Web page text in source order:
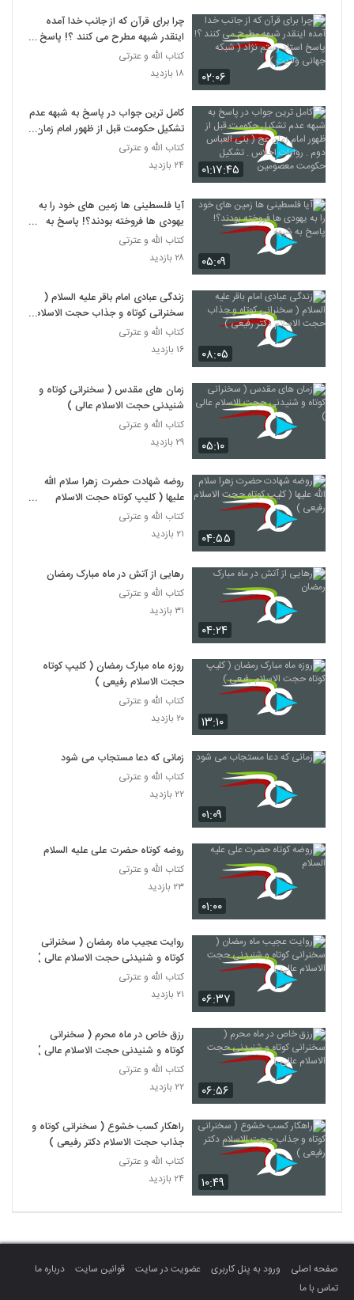
۰۲:۰۶
چرا برای قرآن که از جانب خدا آمده
اینقدر شبهه مطرح می کنند ؟! پاسخ
استاد رستم نژاد ( شبکه جهانی ولایت )
کتاب الله و عترتی
۱۸ بازدید
۰۱:۱۷:۴۵
کامل ترین جواب در پاسخ به شبهه عدم
تشکیل حکومت قبل از ظهور امام زمان
عج ( بنی العباس دوم . روایات احلاس
. تشکیل حکومت معصومین
کتاب الله و عترتی
۲۴ بازدید
۰۵:۰۹
آیا فلسطینی ها زمین های خود را به
یهودی ها فروخته بودند؟! پاسخ به
شبهه
کتاب الله و عترتی
۲۸ بازدید
۰۸:۰۵
زندگی عبادی امام باقر علیه السلام (
سخنرانی کوتاه و جذاب حجت الاسلام
دکتر رفیعی )
کتاب الله و عترتی
۱۶ بازدید
۰۵:۱۰
زمان های مقدس ( سخنرانی کوتاه و
شنیدنی حجت الاسلام عالی )
کتاب الله و عترتی
۲۹ بازدید
۰۴:۵۵
روضه شهادت حضرت زهرا سلام الله
علیها ( کلیپ کوتاه حجت الاسلام
رفیعی )
کتاب الله و عترتی
۲۱ بازدید
۰۴:۲۴
رهایی از آتش در ماه مبارک رمضان
کتاب الله و عترتی
۳۱ بازدید
۱۳:۱۰
روزه ماه مبارک رمضان ( کلیپ کوتاه
حجت الاسلام رفیعی )
کتاب الله و عترتی
۲۰ بازدید
۰۱:۰۹
زمانی که دعا مستجاب می شود
کتاب الله و عترتی
۲۲ بازدید
۰۱:۰۰
روضه کوتاه حضرت علی علیه السلام
کتاب الله و عترتی
۲۳ بازدید
۰۶:۳۷
روایت عجیب ماه رمضان ( سخنرانی
کوتاه و شنیدنی حجت الاسلام عالی )
کتاب الله و عترتی
۲۱ بازدید
۰۶:۵۶
رزق خاص در ماه محرم ( سخنرانی
کوتاه و شنیدنی حجت الاسلام عالی )
کتاب الله و عترتی
۲۲ بازدید
۱۰:۴۹
راهکار کسب خشوع ( سخنرانی کوتاه و
جذاب حجت الاسلام دکتر رفیعی )
کتاب الله و عترتی
۲۴ بازدید
صفحه اصلی ورود به پنل کاربری عضویت در سایت قوانین سایت
درباره ما
تماس با ما